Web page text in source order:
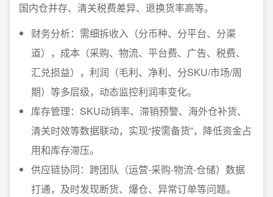
国内仓并存、清关税费差异、退换货率高等。
财务分析：需细拆收入（分币种、分平台、分渠
道），成本（采购、物流、平台费、广告、税费、
汇兑损益），利润（毛利、净利、分SKU/市场/周
期）等多层级，动态监控利润率变化。
库存管理：SKU动销率、滞销预警、海外仓补货、
清关时效等数据联动，实现“按需备货”，降低资金占
用和库存滞压。
供应链协同：跨团队（运营-采购-物流-仓储）数据
打通，及时发现断货、爆仓、异常订单等问题。